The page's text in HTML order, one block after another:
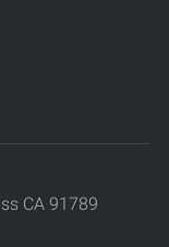
CA 91789